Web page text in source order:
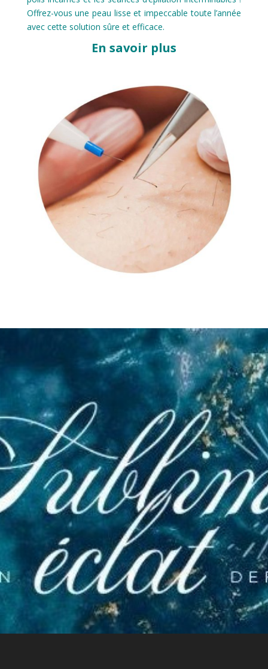
Offrez-vous une peau lisse et impeccable toute l’année
avec cette solution sûre et efficace.
En savoir plus